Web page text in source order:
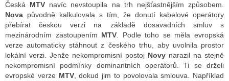
Česká MTV navíc nevstoupila na trh nejšťastnějším způsobem.
Nova původně kalkulovala s tím, že donutí kabelové operátory
přebírat českou verzi na základě dosavadních smluv s
mezinárodním zastoupením MTV . Podle toho se měla evropská
verze automaticky stáhnout z českého trhu, aby uvolnila prostor
lokální verzi. Jenže nekompromisní postoj Novy narazil na stejně
nekompromisní podmínky dominantních operátorů. Ti se drželi
evropské verze MTV, dokud jim to povolovala smlouva. Například